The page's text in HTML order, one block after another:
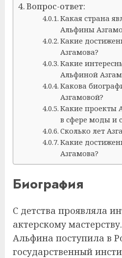
Вопрос-ответ:
Какая страна
Альфины
Какие
Азгамова?
Какие
Альфиной
Какова
Азгамовой?
Какие проекты
в сфере моды и
Сколько лет
Какие
Азгамова?
Биография
С детства проявляла
актерскому
Альфина поступила в
государственный